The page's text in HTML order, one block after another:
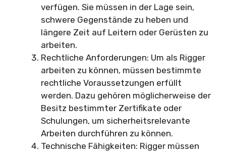
verfügen. Sie müssen in der Lage sein,
schwere Gegenstände zu heben und
längere Zeit auf Leitern oder Gerüsten zu
arbeiten.
Rechtliche Anforderungen: Um als Rigger
arbeiten zu können, müssen bestimmte
rechtliche Voraussetzungen erfüllt
werden. Dazu gehören möglicherweise der
Besitz bestimmter Zertifikate oder
Schulungen, um sicherheitsrelevante
Arbeiten durchführen zu können.
Technische Fähigkeiten: Rigger müssen